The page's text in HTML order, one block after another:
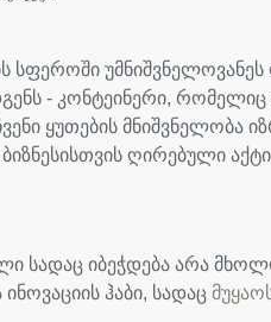
უმნიშვნელოვანეს
- კონტეინერი,
ყუთების მნიშვნელობა
ღირებული
სადაც იბეჭდება არა
ჰაბი, სადაც